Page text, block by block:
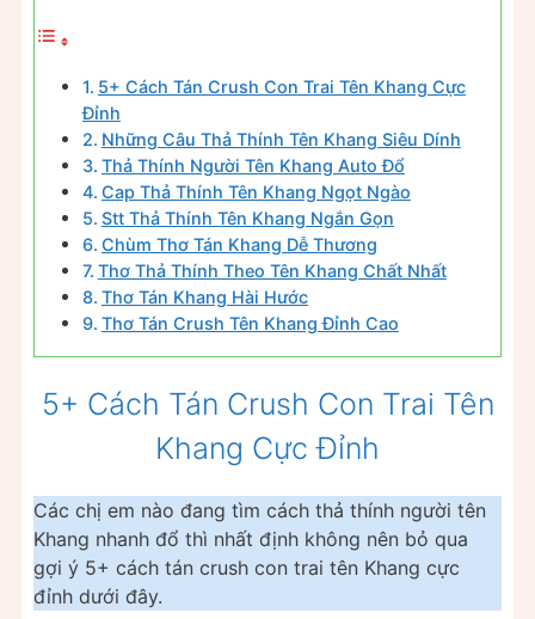
5+ Cách Tán Crush Con Trai Tên Khang Cực
Đỉnh
Những Câu Thả Thính Tên Khang Siêu Dính
Thả Thính Người Tên Khang Auto Đổ
Cap Thả Thính Tên Khang Ngọt Ngào
Stt Thả Thính Tên Khang Ngắn Gọn
Chùm Thơ Tán Khang Dễ Thương
Thơ Thả Thính Theo Tên Khang Chất Nhất
Thơ Tán Khang Hài Hước
Thơ Tán Crush Tên Khang Đỉnh Cao
5+ Cách Tán Crush Con Trai Tên
Khang Cực Đỉnh
Các chị em nào đang tìm cách thả thính người tên
Khang nhanh đổ thì nhất định không nên bỏ qua
gợi ý 5+ cách tán crush con trai tên Khang cực
đỉnh dưới đây.